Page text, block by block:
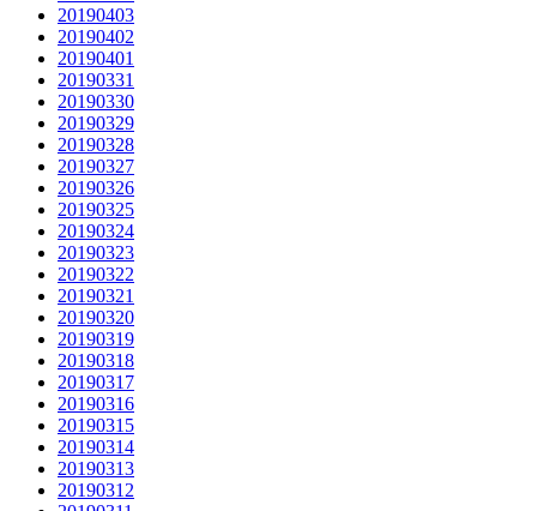
20190403
20190402
20190401
20190331
20190330
20190329
20190328
20190327
20190326
20190325
20190324
20190323
20190322
20190321
20190320
20190319
20190318
20190317
20190316
20190315
20190314
20190313
20190312